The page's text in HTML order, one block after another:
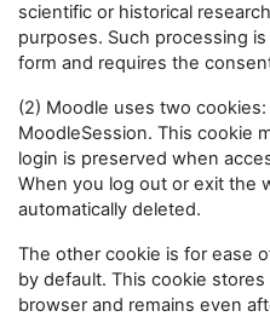
scientific or historical
purposes. Such processing
form and requires the
(2) Moodle uses two
MoodleSession. This cookie
login is preserved when
When you log out or exit the
automatically deleted.
The other cookie is for ease
by default. This cookie
browser and remains even